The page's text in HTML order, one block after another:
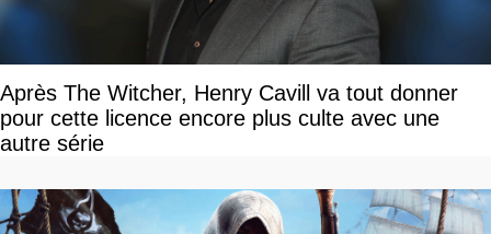
Après The Witcher, Henry Cavill va tout donner
pour cette licence encore plus culte avec une
autre série